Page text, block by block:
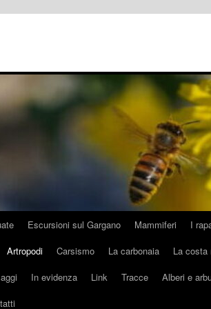
Escursioni sul Gargano Mammiferi I
Artropodi Carsismo La carbonaia La costa
In evidenza Link Tracce Alberi e